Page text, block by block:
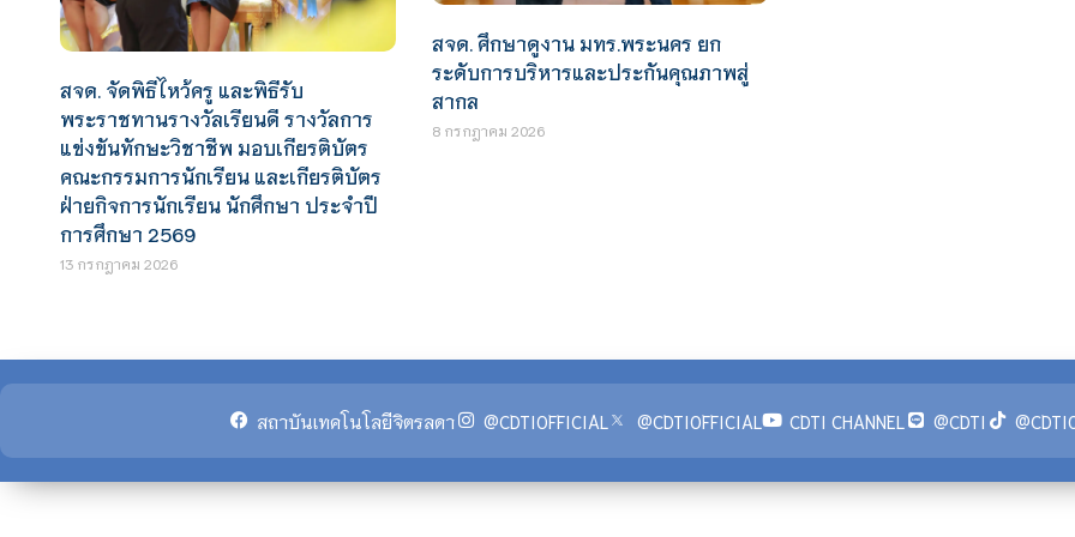
สจด. จัดพิธีไหว้ครู และพิธีรับ
พระราชทานรางวัลเรียนดี รางวัลการ
แข่งขันทักษะวิชาชีพ มอบเกียรติบัตร
คณะกรรมการนักเรียน และเกียรติบัตร
ฝ่ายกิจการนักเรียน นักศึกษา ประจำปี
การศึกษา 2569
13 กรกฎาคม 2026
สจด. ศึกษาดูงาน มทร.พระนคร ยก
ระดับการบริหารและประกันคุณภาพสู่
สากล
8 กรกฎาคม 2026
สถาบันเทคโนโลยีจิตรลดา @CDTIOFFICIAL @CDTIOFFICIAL CDTI CHANNEL @CDTI